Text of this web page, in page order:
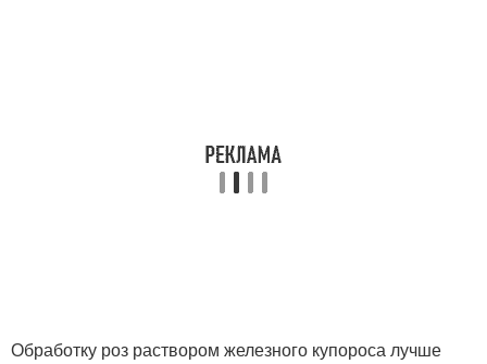
Обработку роз раствором железного купороса лучше